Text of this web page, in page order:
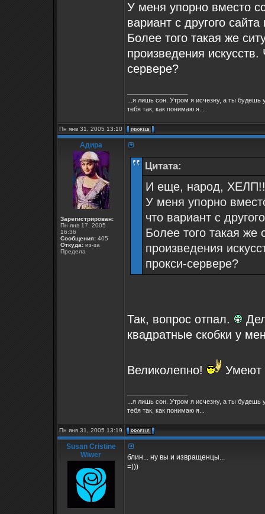
У меня упорно вместо
вариант с другого
Более того такая же
произведения
сервере?
...я лишь сон. Утром я исчезну, а ты будешь
тебя так, как понимаю я...
Пн янв 31, 2005 13:10
Адира
Зарегистрирован:
Пн янв 17, 2005
16:36
Сообщения: 405
Откуда: из-за
Предела
Цитата:
И еще, народ,
У меня упорно
что вариант с
Более того такая же
произведения
прокси-сервере?
Так, вопрос отпал.
квадратные скобки у
Великолепно! Умеют
...я лишь сон. Утром я исчезну, а ты будешь
тебя так, как понимаю я...
Пн янв 31, 2005 13:19
Susan Cristine
Wiwer
блин... ну вы и извращенцы...
=)))